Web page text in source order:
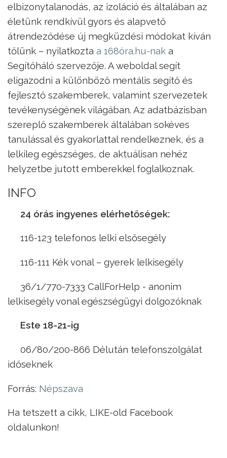
elbizonytalanodás, az izoláció és általában az
életünk rendkívül gyors és alapvető
átrendeződése új megküzdési módokat kíván
tőlünk – nyilatkozta a 168óra.hu-nak a
Segítőháló szervezője. A weboldal segít
eligazodni a különböző mentális segítő és
fejlesztő szakemberek, valamint szervezetek
tevékenységének világában. Az adatbázisban
szereplő szakemberek általában sokéves
tanulással és gyakorlattal rendelkeznek, és a
lelkileg egészséges, de aktuálisan nehéz
helyzetbe jutott emberekkel foglalkoznak.
INFO
24 órás ingyenes elérhetőségek:
116-123 telefonos lelki elsősegély
116-111 Kék vonal – gyerek lelkisegély
36/1/770-7333 CallForHelp - anonim
lelkisegély vonal egészségügyi dolgozóknak
Este 18-21-ig
06/80/200-866 Délután telefonszolgálat
időseknek
Forrás: Népszava
Ha tetszett a cikk, LIKE-old Facebook
oldalunkon!